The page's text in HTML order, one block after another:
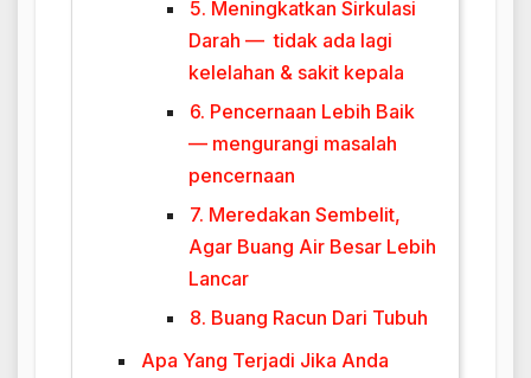
5. Meningkatkan Sirkulasi
Darah — tidak ada lagi
kelelahan & sakit kepala
6. Pencernaan Lebih Baik
— mengurangi masalah
pencernaan
7. Meredakan Sembelit,
Agar Buang Air Besar Lebih
Lancar
8. Buang Racun Dari Tubuh
Apa Yang Terjadi Jika Anda